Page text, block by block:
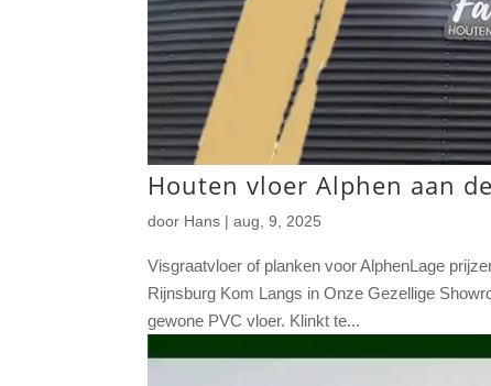
Houten vloer Alphen aan
door Hans |aug, 9, 2025
Visgraatvloer of planken voor AlphenLage
Rijnsburg Kom Langs in Onze Gezellige
gewone PVC vloer. Klinkt te...